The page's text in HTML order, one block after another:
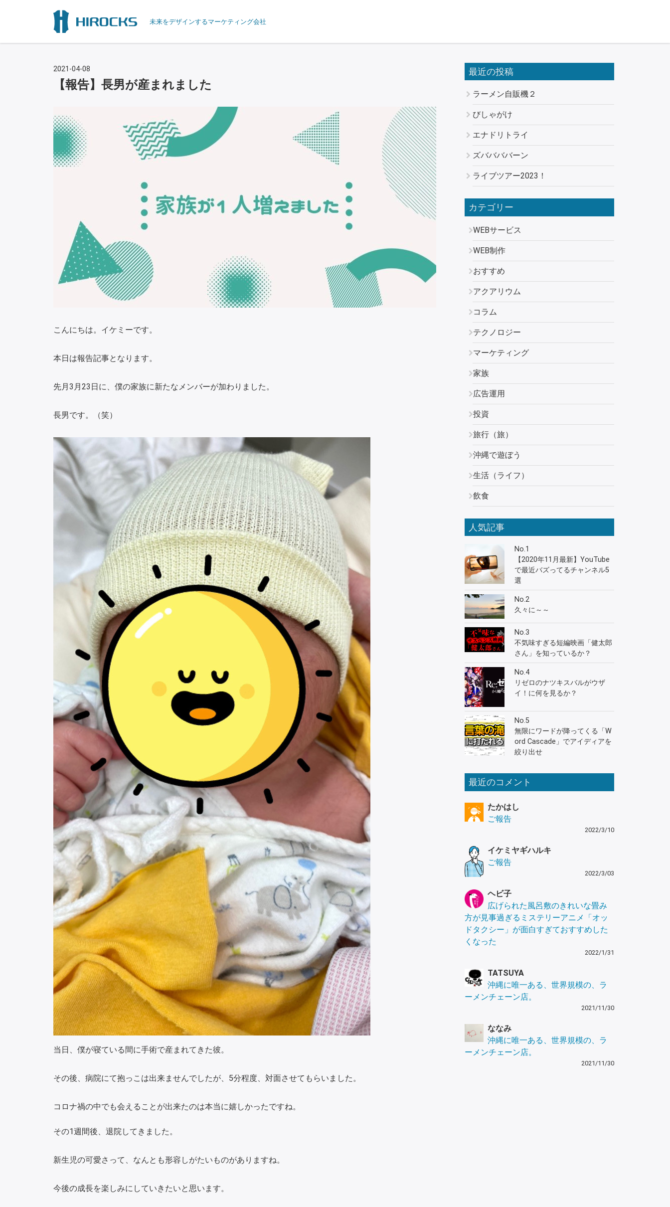
未来をデザインするマーケティング会社
2021-04-08
【報告】長男が産まれました
こんにちは。イケミーです。
本日は報告記事となります。
先月3月23日に、僕の家族に新たなメンバーが加わりました。
長男です。（笑）
当日、僕が寝ている間に手術で産まれてきた彼。
その後、病院にて抱っこは出来ませんでしたが、5分程度、対面させてもらいました。
コロナ禍の中でも会えることが出来たのは本当に嬉しかったですね。
その1週間後、退院してきました。
新生児の可愛さって、なんとも形容しがたいものがありますね。
今後の成長を楽しみにしていきたいと思います。
最近の投稿
ラーメン自販機２
びしゃがけ
エナドリトライ
ズババババーン
ライブツアー2023！
カテゴリー
WEBサービス
WEB制作
おすすめ
アクアリウム
コラム
テクノロジー
マーケティング
家族
広告運用
投資
旅行（旅）
沖縄で遊ぼう
生活（ライフ）
飲食
人気記事
No.1
【2020年11月最新】YouTube
で最近バズってるチャンネル5
選
No.2
久々に～～
No.3
不気味すぎる短編映画「健太郎
さん」を知っているか？
No.4
リゼロのナツキスバルがウザ
イ！に何を見るか？
No.5
無限にワードが降ってくる「W
ord Cascade」でアイディアを
絞り出せ
最近のコメント
たかはし
ご報告
2022/3/10
イケミヤギハルキ
ご報告
2022/3/03
ヘビ子
広げられた風呂敷のきれいな畳み
方が見事過ぎるミステリーアニメ「オッ
ドタクシー」が面白すぎておすすめした
くなった
2022/1/31
TATSUYA
沖縄に唯一ある、世界規模の、ラ
ーメンチェーン店。
2021/11/30
ななみ
沖縄に唯一ある、世界規模の、ラ
ーメンチェーン店。
2021/11/30